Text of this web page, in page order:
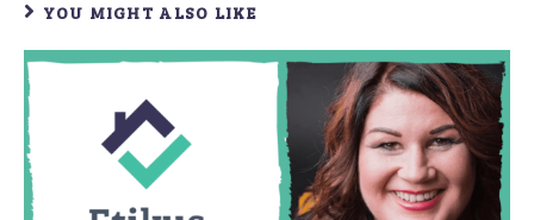
YOU MIGHT ALSO LIKE